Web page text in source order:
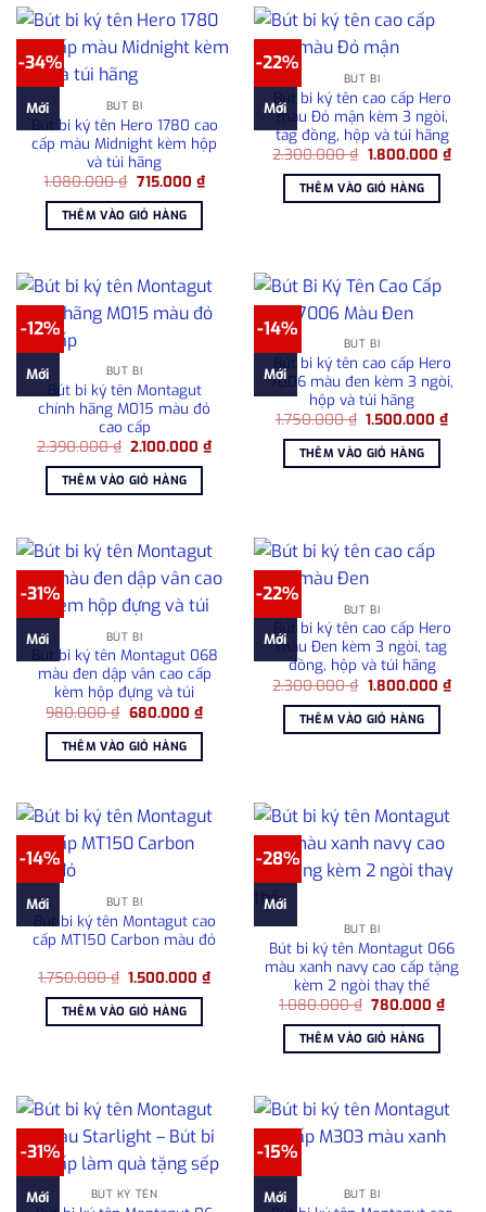
-34%
Mới BÚT BI
Bút bi ký tên Hero 1780 cao
cấp màu Midnight kèm hộp
và túi hãng
1.080.000₫ Giá
là:
1.080.000 ₫.
715.000 ₫Giá
hiện
THÊM VÀO GIỎ HÀNG
-22%
Mới
BÚT BI
Bút bi ký tên cao cấp Hero
màu Đỏ mận kèm 3 ngòi,
tag đồng, hộp và túi hãng
2.300.000₫ Giá
là:
2.300.000 ₫.
1.800.000 ₫Giá
hiện
THÊM VÀO GIỎ HÀNG
-12%
Mới BÚT BI
Bút bi ký tên Montagut
chính hãng M015 màu đỏ
cao cấp
2.390.000₫ Giá
là:
2.390.000 ₫.
2.100.000₫Giá
THÊM VÀO GIỎ HÀNG
-14%
Mới
BÚT BI
Bút bi ký tên cao cấp Hero
7006 màu đen kèm 3 ngòi,
hộp và túi hãng
1.750.000₫ Giá
là:
1.750.000 ₫.
1.500.000₫Giá
THÊM VÀO GIỎ HÀNG
-31%
Mới BÚT BI
Bút bi ký tên Montagut 068
màu đen dập vân cao cấp
kèm hộp đựng và túi
980.000₫ Giá
là:
980.000 ₫.
680.000 ₫Giá
hiện
680.000 ₫.
THÊM VÀO GIỎ HÀNG
-22%
Mới
BÚT BI
Bút bi ký tên cao cấp Hero
màu Đen kèm 3 ngòi, tag
đồng, hộp và túi hãng
2.300.000₫ Giá
là:
2.300.000 ₫.
1.800.000 ₫Giá
hiện
THÊM VÀO GIỎ HÀNG
-14%
Mới BÚT BI
Bút bi ký tên Montagut cao
cấp MT150 Carbon màu đỏ
1.750.000₫ Giá
là:
1.750.000 ₫.
1.500.000₫Giá
hiện
1.500.000 ₫.
THÊM VÀO GIỎ HÀNG
-28%
Mới
BÚT BI
Bút bi ký tên Montagut 066
màu xanh navy cao cấp tặng
kèm 2 ngòi thay thế
1.080.000₫ Giá
là:
1.080.000 ₫.
780.000₫Giá
hiện
THÊM VÀO GIỎ HÀNG
-31%
Mới BÚT KÝ TÊN
-15%
Mới BÚT BI